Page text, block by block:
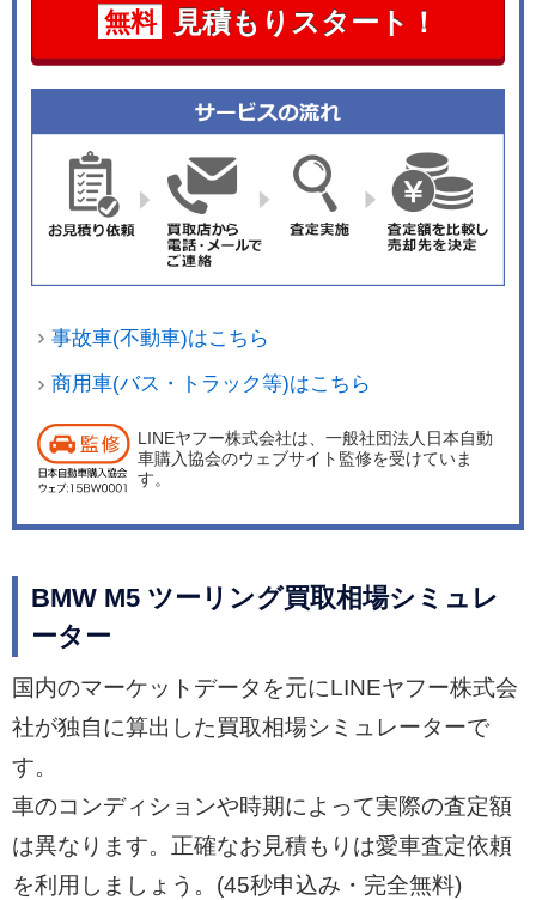
無料 見積もりスタート！
事故車(不動車)はこちら
商用車(バス・トラック等)はこちら
LINEヤフー株式会社は、一般社団法人日本自動
車購入協会のウェブサイト監修を受けていま
す。
BMW M5 ツーリング買取相場シミュレ
ーター
国内のマーケットデータを元にLINEヤフー株式会
社が独自に算出した買取相場シミュレーターで
す。
車のコンディションや時期によって実際の査定額
は異なります。正確なお見積もりは愛車査定依頼
を利用しましょう。(45秒申込み・完全無料)